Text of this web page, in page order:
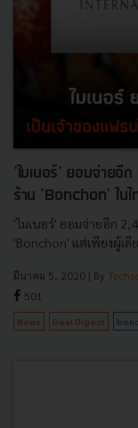
'ไมเนอร์' ยอมจ่ายอีก
ร้าน 'Bonchon' ในไ
'ไมเนอร์' ยอมจ่ายอีก
'Bonchon' แต่เพียงผู้เดีย
มีนาคม 5, 2020 | By
501
News Deal Digest